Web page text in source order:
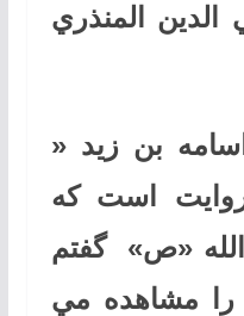
الدين المنذري
بن زيد «
است كه
«ص» گفتم
مشاهده مي